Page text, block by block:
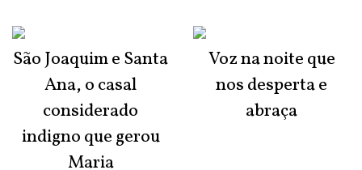
São Joaquim e Santa
Ana, o casal
considerado
indigno que gerou
Maria
Voz na noite que
nos desperta e
abraça